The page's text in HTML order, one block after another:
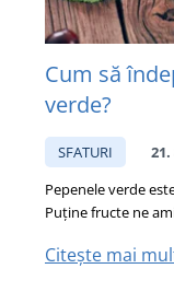
Cum să
verde?
SFATURI
21.
Pepenele verde
Puține fructe ne
Citește mai